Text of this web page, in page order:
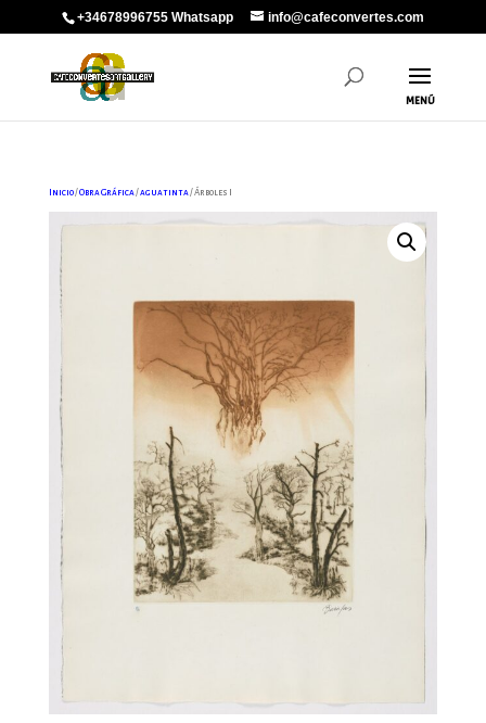
+34678996755 Whatsapp info@cafeconvertes.com
Inicio/Obra Gráfica/aguatinta/ Árboles I